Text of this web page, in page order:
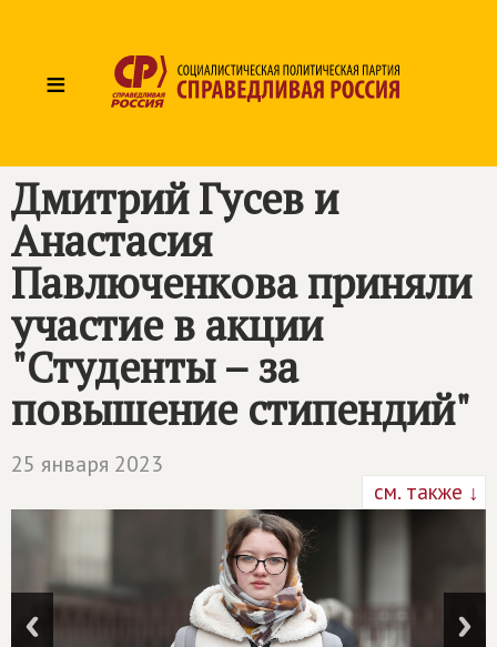
≡
Дмитрий Гусев и
Анастасия
Павлюченкова приняли
участие в акции
"Студенты – за
повышение стипендий"
25 января 2023
см. также ↓